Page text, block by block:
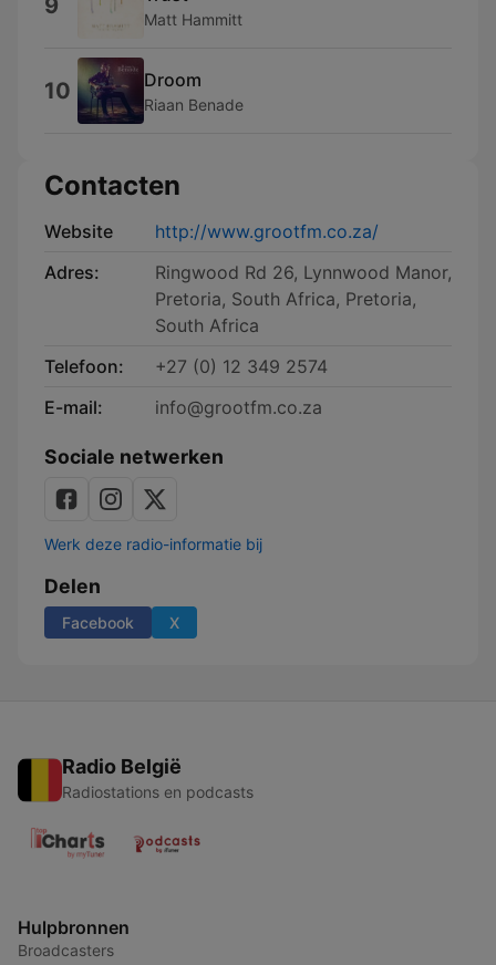
9 Matt Hammitt
10 Droom
Riaan Benade
Contacten
Website
http://www.grootfm.co.za/
Adres:
Ringwood Rd 26, Lynnwood Manor,
Pretoria, South Africa, Pretoria,
South Africa
Telefoon:
+27 (0) 12 349 2574
E-mail:
info@grootfm.co.za
Sociale netwerken
Werk deze radio-informatie bij
Delen
Facebook X
Radio België
Radiostations en podcasts
Hulpbronnen
Broadcasters